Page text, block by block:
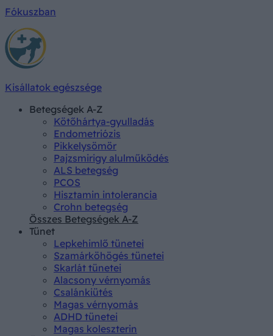
Fókuszban
Kisállatok egészsége
Betegségek A-Z
Kötőhártya-gyulladás
Endometriózis
Pikkelysömör
Pajzsmirigy alulműködés
ALS betegség
PCOS
Hisztamin intolerancia
Crohn betegség
Összes Betegségek A-Z
Tünet
Lepkehimlő tünetei
Szamárköhögés tünetei
Skarlát tünetei
Alacsony vérnyomás
Csalánkiütés
Magas vérnyomás
ADHD tünetei
Magas koleszterin